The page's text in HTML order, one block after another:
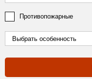
Противопожарные